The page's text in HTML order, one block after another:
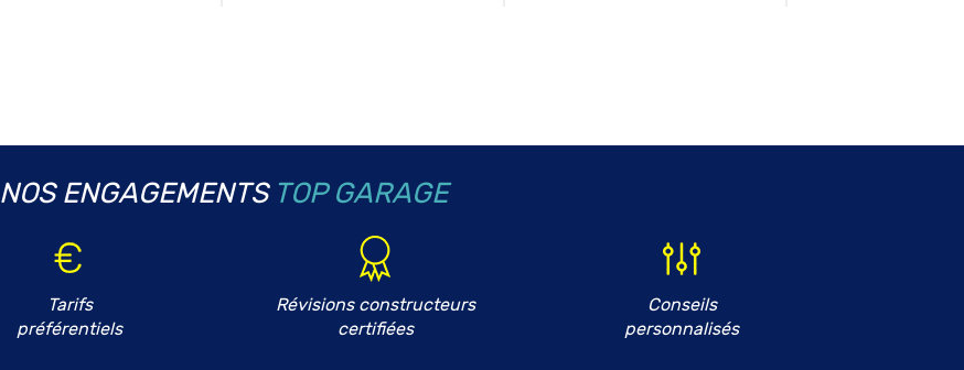
NOS ENGAGEMENTS TOP GARAGE
Tarifs
préférentiels
Révisions constructeurs
certifiées
Conseils
personnalisés